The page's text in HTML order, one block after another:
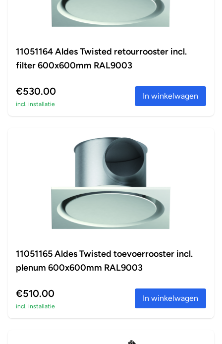
11051164 Aldes Twisted retourrooster incl.
filter 600x600mm RAL9003
€530.00
incl. installatie
In winkelwagen
11051165 Aldes Twisted toevoerrooster incl.
plenum 600x600mm RAL9003
€510.00
incl. installatie
In winkelwagen